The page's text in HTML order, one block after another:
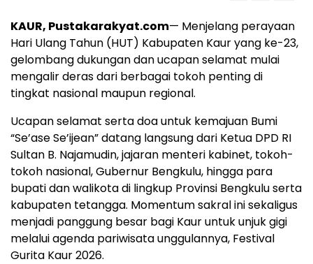
KAUR, Pustakarakyat.com— Menjelang perayaan
Hari Ulang Tahun (HUT) Kabupaten Kaur yang ke-23,
gelombang dukungan dan ucapan selamat mulai
mengalir deras dari berbagai tokoh penting di
tingkat nasional maupun regional.
Ucapan selamat serta doa untuk kemajuan Bumi
“Se’ase Se’ijean” datang langsung dari Ketua DPD RI
Sultan B. Najamudin, jajaran menteri kabinet, tokoh-
tokoh nasional, Gubernur Bengkulu, hingga para
bupati dan walikota di lingkup Provinsi Bengkulu serta
kabupaten tetangga. Momentum sakral ini sekaligus
menjadi panggung besar bagi Kaur untuk unjuk gigi
melalui agenda pariwisata unggulannya, Festival
Gurita Kaur 2026.